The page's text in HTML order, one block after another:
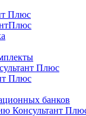
Плюс
Плюс
Плюс
банков
Консультант